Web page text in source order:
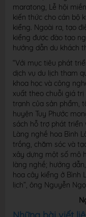
maratong, Lễ hội
kiến thức cho cán bộ
kiểng. Ngoài ra, tạo
kiểng được đào tạo
hướng dẫn du khách
“Với mục tiêu phát
dịch vụ du lịch tham
khoa học và công
xuất theo chuỗi giá
trạnh của sản phẩm,
huyện Tuy Phước
sách hỗ trợ phát
Làng nghề hoa Bình
trồng, chăm sóc và
xây dựng một số mô
làng nghề; hướng
hoa cây kiểng ở Bình
lịch”, ông Nguyễn